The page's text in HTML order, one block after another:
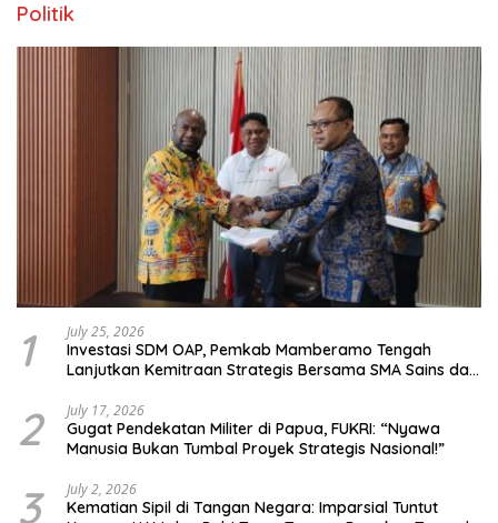
Politik
1 July 25, 2026
Investasi SDM OAP, Pemkab Mamberamo Tengah
Lanjutkan Kemitraan Strategis Bersama SMA Sains dan
2 July 17, 2026
Gugat Pendekatan Militer di Papua, FUKRI: “Nyawa
Manusia Bukan Tumbal Proyek Strategis Nasional!”
3 July 2, 2026
Kematian Sipil di Tangan Negara: Imparsial Tuntut